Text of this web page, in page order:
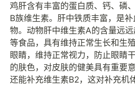
鸡肝含有丰富的蛋白质、钙、磷
B族维生素。肝中铁质丰富，是
物。动物肝中维生素A的含量远
等食品，具有维持正常生长和生
眼睛，维持正常视力，防止眼睛
的肤色，对皮肤的健美具有重要
还能补充维生素B2，这对补充机